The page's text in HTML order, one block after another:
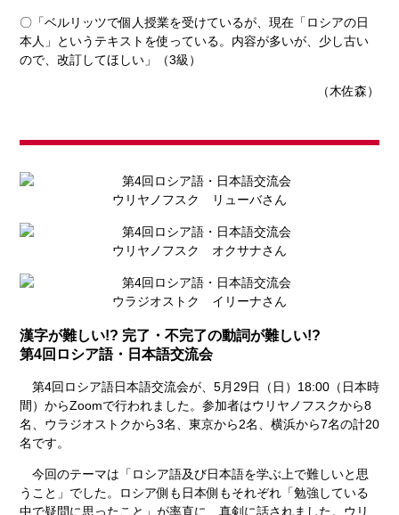
〇「ベルリッツで個人授業を受けているが、現在「ロシアの日
本人」というテキストを使っている。内容が多いが、少し古い
ので、改訂してほしい」（3級）
（木佐森）
ウリヤノフスク リューバさん
ウリヤノフスク オクサナさん
ウラジオストク イリーナさん
漢字が難しい!? 完了・不完了の動詞が難しい!?
第4回ロシア語・日本語交流会
第4回ロシア語日本語交流会が、5月29日（日）18:00（日本時
間）からZoomで行われました。参加者はウリヤノフスクから8
名、ウラジオストクから3名、東京から2名、横浜から7名の計20
名です。
今回のテーマは「ロシア語及び日本語を学ぶ上で難しいと思
うこと」でした。ロシア側も日本側もそれぞれ「勉強している
中で疑問に思ったこと」が率直に、真剣に話されました。ウリ